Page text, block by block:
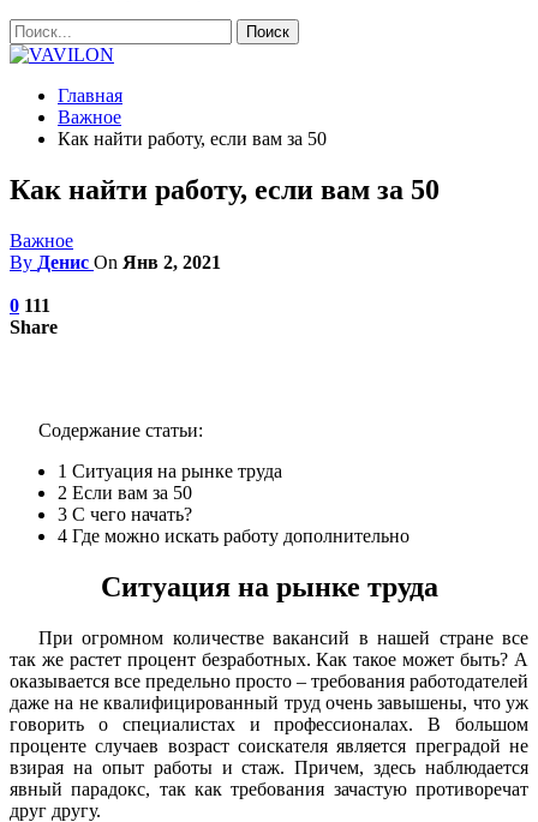
Главная
Важное
Как найти работу, если вам за 50
Как найти работу, если вам за 50
Важное
By Денис On Янв 2, 2021
0 111
Share
Содержание статьи:
1 Ситуация на рынке труда
2 Если вам за 50
3 С чего начать?
4 Где можно искать работу дополнительно
Ситуация на рынке труда
При огромном количестве вакансий в нашей стране все
так же растет процент безработных. Как такое может быть? А
оказывается все предельно просто – требования работодателей
даже на не квалифицированный труд очень завышены, что уж
говорить о специалистах и профессионалах. В большом
проценте случаев возраст соискателя является преградой не
взирая на опыт работы и стаж. Причем, здесь наблюдается
явный парадокс, так как требования зачастую противоречат
друг другу.